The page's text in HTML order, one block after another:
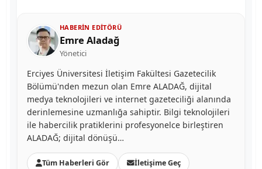
HABERIN EDITÖRÜ
Emre Aladağ
Yönetici
Erciyes Üniversitesi İletişim Fakültesi Gazetecilik
Bölümü'nden mezun olan Emre ALADAĞ, dijital
medya teknolojileri ve internet gazeteciliği alanında
derinlemesine uzmanlığa sahiptir. Bilgi teknolojileri
ile habercilik pratiklerini profesyonelce birleştiren
ALADAĞ; dijital dönüşü…
Tüm Haberleri Gör İletişime Geç